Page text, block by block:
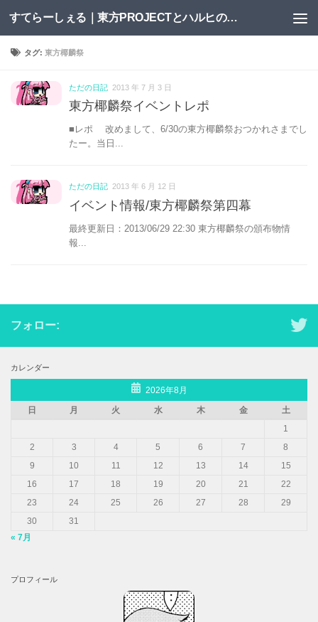
コンテンツへスキップ すてらーしぇる｜東方PROJECTとハルヒの二次創作サイト
タグ:東方椰麟祭
ただの日記 2013 年 7 月 3 日
東方椰麟祭イベントレポ
■レポ 改めまして、6/30の東方椰麟祭おつかれさまでし
たー。当日...
ただの日記 2013 年 6 月 12 日
イベント情報/東方椰麟祭第四幕
最終更新日：2013/06/29 22:30 東方椰麟祭の頒布物情
報...
フォロー:
カレンダー
2026年8月
日
月 火 水 木 金
土
1
2
3 4 5 6 7
8
9
10 11 12 13 14
15
16
17 18 19 20 21
22
23
24 25 26 27 28
29
30
31
« 7月
プロフィール